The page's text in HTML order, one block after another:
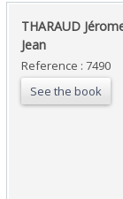
‎THARAUD
Jean‎
Reference : 7490
See the book